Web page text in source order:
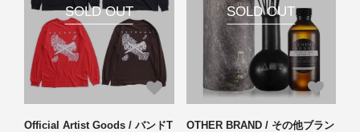
SOLD OUT
Official Artist Goods / バンドT
SOLD OUT
OTHER BRAND / その他ブラン